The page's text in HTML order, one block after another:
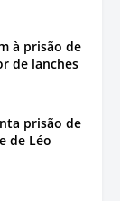
à prisão de
de lanches
prisão de
de Léo